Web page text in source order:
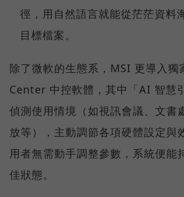
徑，用自然語言就能從茫茫資料
目標檔案。
除了微軟的生態系，MSI 更導入獨
Center 中控軟體，其中「AI 智慧
偵測使用情境（如視訊會議、文書
放等），主動調節各項硬體設定與
用者無需動手調整參數，系統便能
佳狀態。